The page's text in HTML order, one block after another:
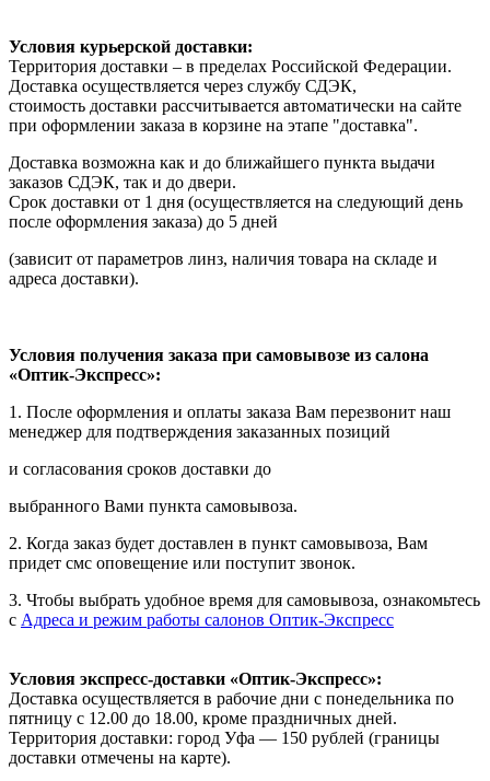
Условия курьерской доставки:
Территория доставки – в пределах Российской Федерации.
Доставка осуществляется через службу СДЭК,
стоимость доставки рассчитывается автоматически на сайте
при оформлении заказа в корзине на этапе "доставка".
Доставка возможна как и до ближайшего пункта выдачи
заказов СДЭК, так и до двери.
Срок доставки от 1 дня (осуществляется на следующий день
после оформления заказа) до 5 дней
(зависит от параметров линз, наличия товара на складе и
адреса доставки).
Условия получения заказа при самовывозе из салона
«Оптик-Экспресс»:
1. После оформления и оплаты заказа Вам перезвонит наш
менеджер для подтверждения заказанных позиций
и согласования сроков доставки до
выбранного Вами пункта самовывоза.
2. Когда заказ будет доставлен в пункт самовывоза, Вам
придет смс оповещение или поступит звонок.
3. Чтобы выбрать удобное время для самовывоза, ознакомьтесь
с Адреса и режим работы салонов Оптик-Экспресс
Условия экспресс-доставки «Оптик-Экспресс»:
Доставка осуществляется в рабочие дни с понедельника по
пятницу с 12.00 до 18.00, кроме праздничных дней.
Территория доставки: город Уфа — 150 рублей (границы
доставки отмечены на карте).